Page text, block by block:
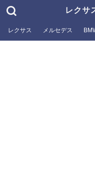
レクサ
レクサス メルセデス